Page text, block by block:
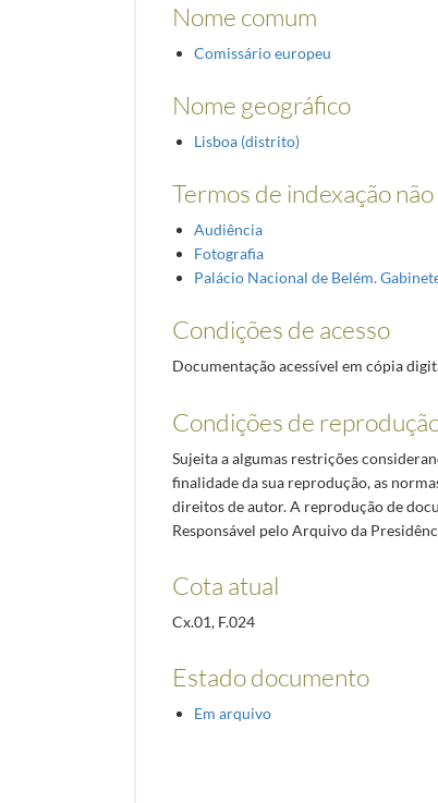
Nome comum
Comissário europeu
Nome geográfico
Lisboa (distrito)
Termos de indexação
Audiência
Fotografia
Palácio Nacional de Belém.
Condições de acesso
Documentação acessível em cópia
Condições de
Sujeita a algumas restrições
finalidade da sua reprodução, as
direitos de autor. A reprodução de
Responsável pelo Arquivo da
Cota atual
Cx.01, F.024
Estado documento
Em arquivo